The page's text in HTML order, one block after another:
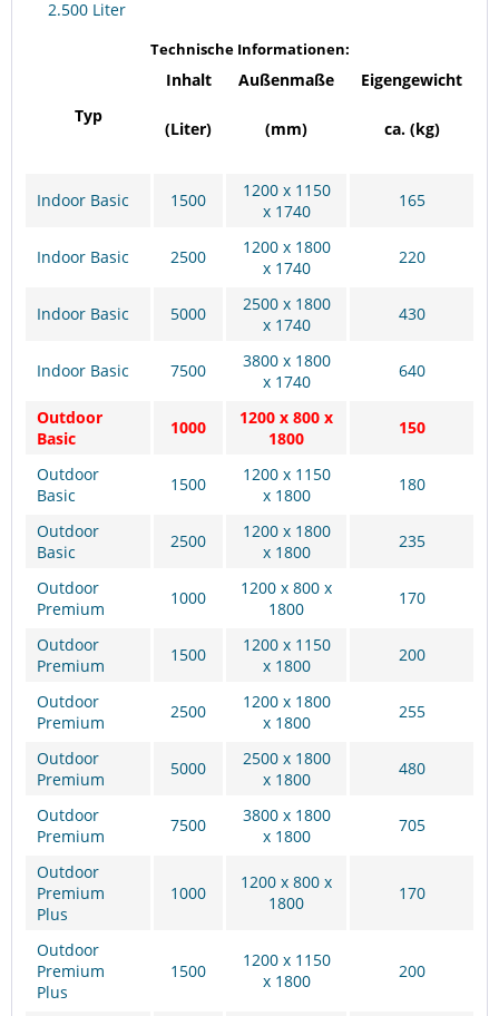
2.500 Liter
Technische Informationen:
Typ
Inhalt
(Liter)
Außenmaße
(mm)
Eigengewicht
ca. (kg)
Indoor Basic 1500
1200 x 1150
x 1740
165
Indoor Basic 2500
1200 x 1800
x 1740
220
Indoor Basic 5000
2500 x 1800
x 1740
430
Indoor Basic 7500
3800 x 1800
x 1740
640
Outdoor
Basic
1000
1200 x 800 x
1800
150
Outdoor
Basic
1500
1200 x 1150
x 1800
180
Outdoor
Basic
2500
1200 x 1800
x 1800
235
Outdoor
Premium
1000
1200 x 800 x
1800
170
Outdoor
Premium
1500
1200 x 1150
x 1800
200
Outdoor
Premium
2500
1200 x 1800
x 1800
255
Outdoor
Premium
5000
2500 x 1800
x 1800
480
Outdoor
Premium
7500
3800 x 1800
x 1800
705
Outdoor
Premium
Plus
1000
1200 x 800 x
1800
170
Outdoor
Premium
Plus
1500
1200 x 1150
x 1800
200